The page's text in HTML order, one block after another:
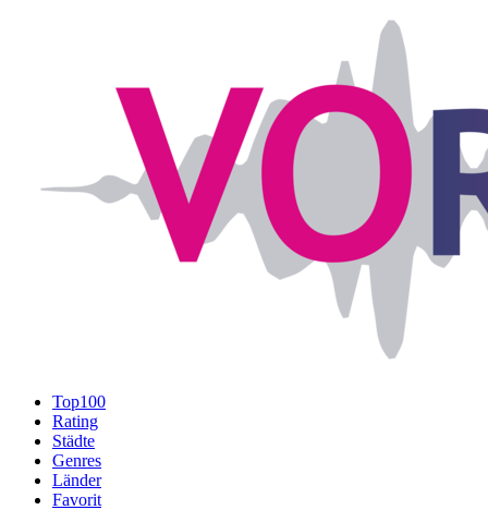
Top100
Rating
Städte
Genres
Länder
Favorit